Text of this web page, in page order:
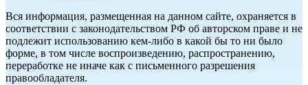
Вся информация, размещенная на данном сайте, охраняется в
соответствии с законодательством РФ об авторском праве и не
подлежит использованию кем-либо в какой бы то ни было
форме, в том числе воспроизведению, распространению,
переработке не иначе как с письменного разрешения
правообладателя.